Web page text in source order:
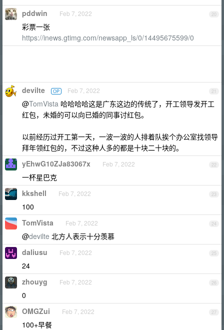
20
pddwin Feb 7, 2022
彩票一张
https://inews.gtimg.com/newsapp_ls/0/14495675599/0
21
devilte OP Feb 7, 2022
@TomVista 哈哈哈哈这是广东这边的传统了，开工领导发开工
红包，未婚的可以向已婚的同事讨红包。
以前经历过开工第一天，一波一波的人排着队挨个办公室找领导
拜年领红包的，不过这种人多的都是十块二十块的。
22
yEhwG10ZJa83067x Feb 7, 2022
一杯星巴克
23
kkshell Feb 7, 2022
100
24
TomVista Feb 7, 2022
@devilte 北方人表示十分羡慕
25
daliusu Feb 7, 2022
24
26
zhouyg Feb 7, 2022
0
27
OMGZui Feb 7, 2022
100+早餐